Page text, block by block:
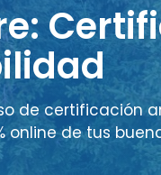
de certificación
online de tus